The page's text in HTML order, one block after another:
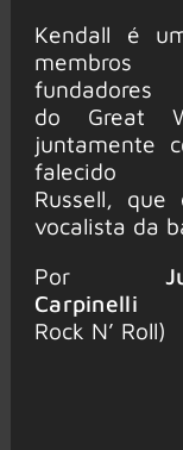
Kendall é
membros
fundadores
do Great
juntamente
falecido
Russell, que
vocalista da
Por
Carpinelli
Rock N’ Roll)